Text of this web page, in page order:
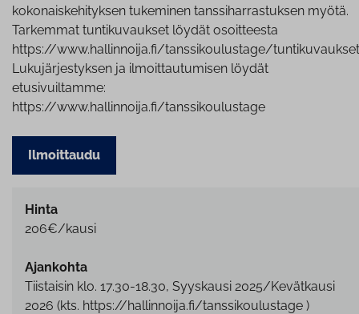
kokonaiskehityksen tukeminen tanssiharrastuksen myötä.
Tarkemmat tuntikuvaukset löydät osoitteesta
https://www.hallinnoija.fi/tanssikoulustage/tuntikuvaukset
Lukujärjestyksen ja ilmoittautumisen löydät
etusivuiltamme:
https://www.hallinnoija.fi/tanssikoulustage
Ilmoittaudu
Hinta
206€/kausi
Ajankohta
Tiistaisin klo. 17.30-18.30, Syyskausi 2025/Kevätkausi
2026 (kts. https://hallinnoija.fi/tanssikoulustage )